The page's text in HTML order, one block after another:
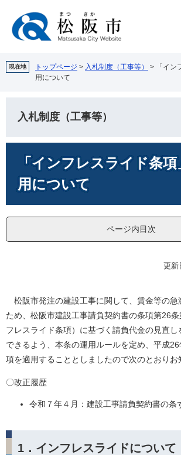
へ
現在地 トップページ > 入札制度（工事等） >
「イ
用について
入札制度（工事等）
「インフレスライド条
用について
ページ内目次
更新
松阪市発注の建設工事に関して、賃金等の急
ため、松阪市建設工事請負契約書の条項第26
フレスライド条項）に基づく請負代金の見直
できるよう、本条の運用ルールを定め、平成
項を適用することとしましたので次のとおりお
〇改正履歴
令和７年４月：建設工事請負契約書の条
1．インフレスライドについて